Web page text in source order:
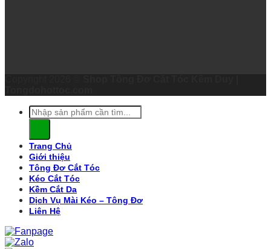
Tìm
kiếm:
Trang Chủ
Giới thiệu
Tông Đơ Cắt Tóc
Kéo Cắt Tóc
Kềm Cắt Da
Dịch Vụ Mài Kéo – Tông Đơ
Liên Hệ